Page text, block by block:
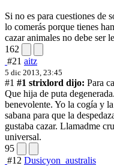
Si no es para cuestiones de
lo comerás porque tienes
cazar animales no debe ser
162
#21 aitz
5 dic 2013, 23:45
#1 #1 strixlord dijo: Para
Que hija de puta degenerada.
benevolente. Yo la cogía y
sabana para que la
gustaba cazar. Llamadme
universal.
95
#12 Dusicyon_australis